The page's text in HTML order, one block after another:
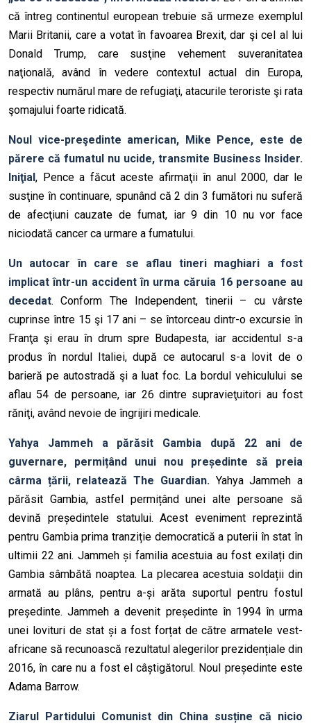
că întreg continentul european trebuie să urmeze exemplul
Marii Britanii, care a votat în favoarea Brexit, dar şi cel al lui
Donald Trump, care susţine vehement suveranitatea
naţională, având în vedere contextul actual din Europa,
respectiv numărul mare de refugiaţi, atacurile teroriste şi rata
şomajului foarte ridicată.
Noul vice-preşedinte american, Mike Pence, este de
părere că fumatul nu ucide, transmite Business Insider.
Iniţial , Pence a făcut aceste afirmaţii în anul 2000, dar le
susţine în continuare, spunând că 2 din 3 fumători nu suferă
de afecţiuni cauzate de fumat, iar 9 din 10 nu vor face
niciodată cancer ca urmare a fumatului.
Un autocar în care se aflau tineri maghiari a fost
implicat într-un accident în urma căruia 16 persoane au
decedat. Conform The Independent, tinerii – cu vârste
cuprinse între 15 şi 17 ani – se întorceau dintr-o excursie în
Franţa şi erau în drum spre Budapesta, iar accidentul s-a
produs în nordul Italiei, după ce autocarul s-a lovit de o
barieră pe autostradă şi a luat foc. La bordul vehiculului se
aflau 54 de persoane, iar 26 dintre supravieţuitori au fost
răniţi, având nevoie de îngrijiri medicale.
Yahya Jammeh a părăsit Gambia după 22 ani de
guvernare, permițând unui nou președinte să preia
cârma țării, relatează The Guardian. Yahya Jammeh a
părăsit Gambia, astfel permițând unei alte persoane să
devină președintele statului. Acest eveniment reprezintă
pentru Gambia prima tranziție democratică a puterii în stat în
ultimii 22 ani. Jammeh și familia acestuia au fost exilați din
Gambia sâmbătă noaptea. La plecarea acestuia soldații din
armată au plâns, pentru a-și arăta suportul pentru fostul
președinte. Jammeh a devenit președinte în 1994 în urma
unei lovituri de stat și a fost forțat de către armatele vest-
africane să recunoască rezultatul alegerilor prezidențiale din
2016, în care nu a fost el câștigătorul. Noul președinte este
Adama Barrow.
Ziarul Partidului Comunist din China susține că nicio